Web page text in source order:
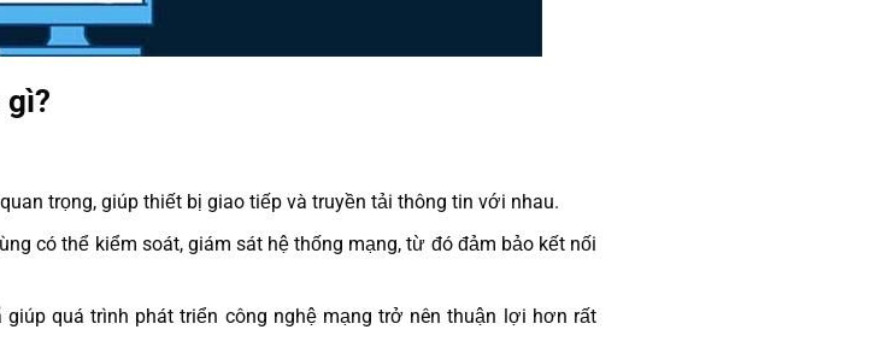
trọng, giúp thiết bị giao tiếp và truyền tải thông tin với nhau.
có thể kiểm soát, giám sát hệ thống mạng, từ đó đảm bảo kết nối
giúp quá trình phát triển công nghệ mạng trở nên thuận lợi hơn rất